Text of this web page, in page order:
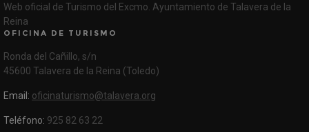
Web oficial de Turismo del Excmo. Ayuntamiento de Talavera de la
Reina
OFICINA DE TURISMO
Ronda del Cañillo, s/n
45600 Talavera de la Reina (Toledo)
Email: oficinaturismo@talavera.org
Teléfono: 925 82 63 22